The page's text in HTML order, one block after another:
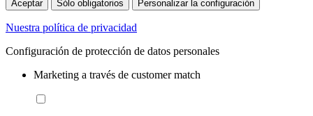
Aceptar Sólo obligatorios Personalizar la configuración
Nuestra política de privacidad
Configuración de protección de datos personales
Marketing a través de customer match